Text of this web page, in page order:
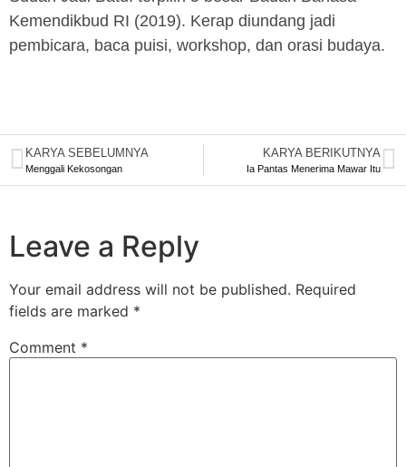
Kemendikbud RI (2019). Kerap diundang jadi
pembicara, baca puisi, workshop, dan orasi budaya.
KARYA SEBELUMNYA
Menggali Kekosongan
KARYA BERIKUTNYA
Ia Pantas Menerima Mawar Itu
Leave a Reply
Your email address will not be published. Required
fields are marked *
Comment *